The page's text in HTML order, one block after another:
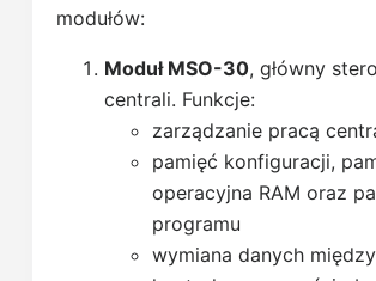
modułów:
Moduł MSO-30, główny
centrali. Funkcje:
zarządzanie pracą
pamięć konfiguracji,
operacyjna RAM oraz
programu
wymiana danych